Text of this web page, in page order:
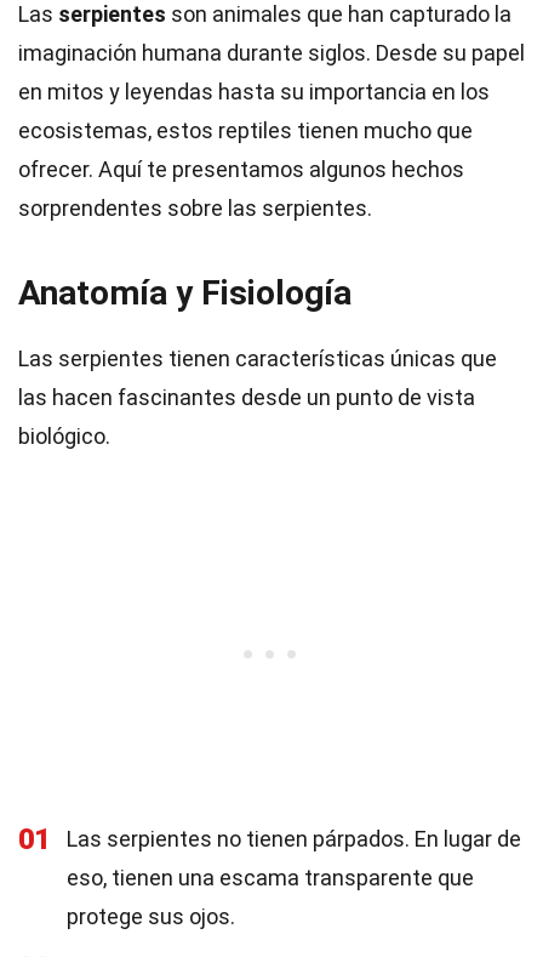
Las serpientes son animales que han capturado la
imaginación humana durante siglos. Desde su papel
en mitos y leyendas hasta su importancia en los
ecosistemas, estos reptiles tienen mucho que
ofrecer. Aquí te presentamos algunos hechos
sorprendentes sobre las serpientes.
Anatomía y Fisiología
Las serpientes tienen características únicas que
las hacen fascinantes desde un punto de vista
biológico.
01
Las serpientes no tienen párpados. En lugar de
eso, tienen una escama transparente que
protege sus ojos.